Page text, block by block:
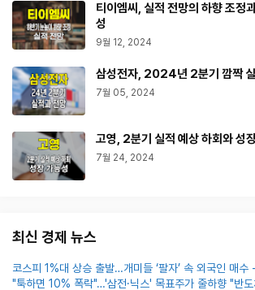
티이엠씨, 실적 전망의 하향 조정
성
9월 12, 2024
삼성전자, 2024년 2분기 깜짝
7월 05, 2024
고영, 2분기 실적 예상 하회와 성
7월 24, 2024
최신 경제 뉴스
코스피 1%대 상승 출발…개미들 ‘팔자’ 속 외국인 매수
"툭하면 10% 폭락"…'삼전·닉스' 목표주가 줄하향 "반